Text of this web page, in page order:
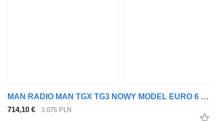
MAN RADIO MAN TGX TG3 NOWY MODEL EURO 6 MMTP3 8121006084 81.28100-6084 autoradio za tegljača
714,10 € 3.075 PLN